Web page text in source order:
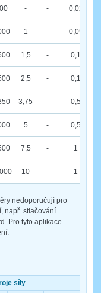
- - 0,02
1 - 0,05
1,5 - 0,1
2,5 - 0,1
3,75 - 0,5
5 - 0,5
7,5 - 1
10 - 1
nedoporučují pro
např. stlačování
Pro tyto aplikace
síly